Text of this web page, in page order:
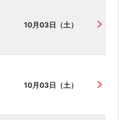
10月03日（土）
10月03日（土）